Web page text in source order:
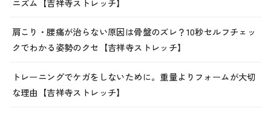
肩こり・腰痛が治らない原因は骨盤のズレ？10秒セルフチェッ
クでわかる姿勢のクセ【吉祥寺ストレッチ】
トレーニングでケガをしないために。重量よりフォームが大切
な理由【吉祥寺ストレッチ】